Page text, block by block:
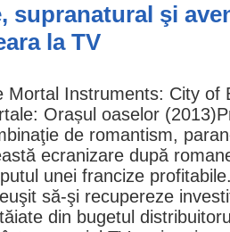
supranatural şi
la TV
Mortal Instruments: City of
Orașul oaselor
de romantism,
ecranizare după
unei francize
să-şi recupereze
din bugetul